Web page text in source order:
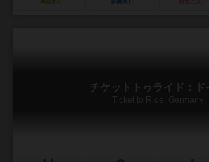
興味あり 経験あり お気に入り
チケットトゥライド：ド
Ticket to Ride: Germany